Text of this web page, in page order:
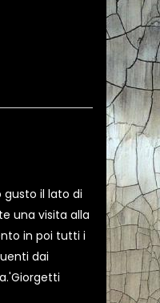
il lato di
una visita alla
in poi tutti i
dai